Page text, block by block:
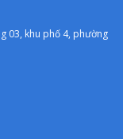
03, khu phố 4, phường